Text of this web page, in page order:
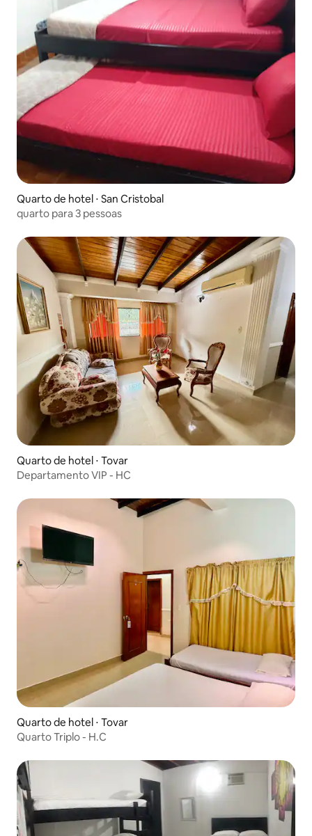
Quarto de hotel ⋅ San Cristobal
quarto para 3 pessoas
Quarto de hotel ⋅ Tovar
Departamento VIP - HC
Quarto de hotel ⋅ Tovar
Quarto Triplo - H.C